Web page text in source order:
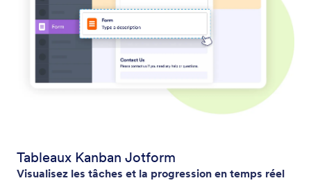
Tableaux Kanban Jotform
Visualisez les tâches et la progression en temps réel